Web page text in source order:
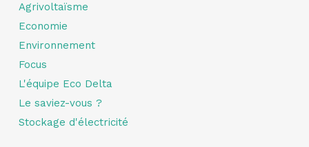
Agrivoltaïsme
Economie
Environnement
Focus
L'équipe Eco Delta
Le saviez-vous ?
Stockage d'électricité